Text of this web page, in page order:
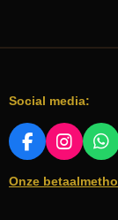
Social media:
F
C
I
S
W
A
Onze